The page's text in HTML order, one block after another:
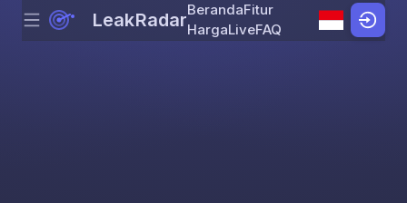
Skip to content
Menu LeakRadarBerandaFitur
HargaLiveFAQ